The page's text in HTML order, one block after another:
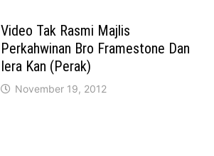
Video Tak Rasmi Majlis
Perkahwinan Bro Framestone Dan
Iera Kan (Perak)
November 19, 2012